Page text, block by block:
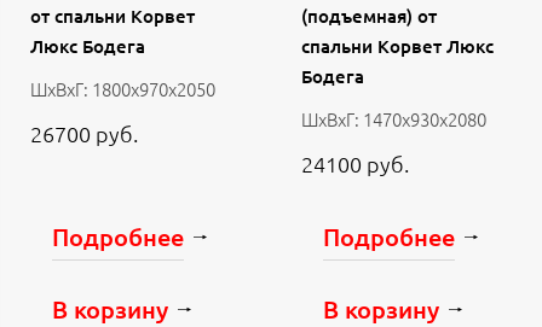
от спальни Корвет
Люкс Бодега
ШхВхГ: 1800х970х2050
26700 руб.
Подробнее
В корзину
(подъемная) от
спальни Корвет Люкс
Бодега
ШхВхГ: 1470х930х2080
24100 руб.
Подробнее
В корзину